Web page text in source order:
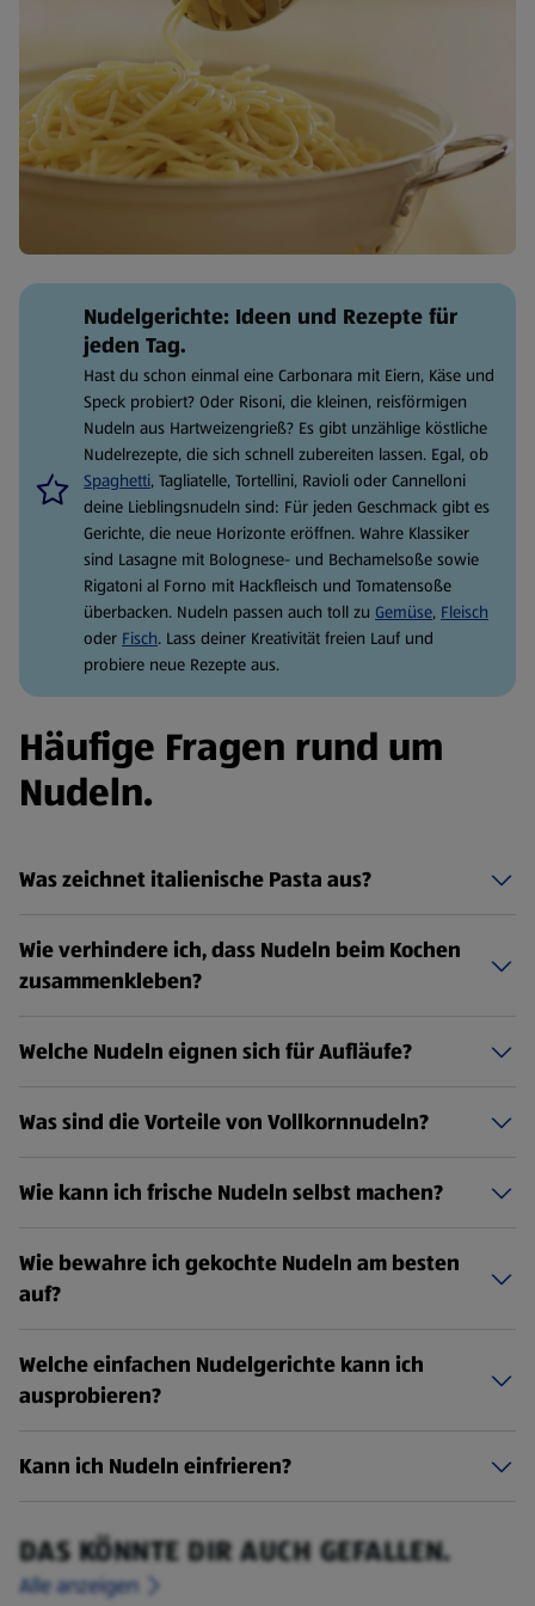
Nudelgerichte: Ideen und Rezepte für
jeden Tag.
Hast du schon einmal eine Carbonara mit Eiern, Käse und
Speck probiert? Oder Risoni, die kleinen, reisförmigen
Nudeln aus Hartweizengrieß? Es gibt unzählige köstliche
Nudelrezepte, die sich schnell zubereiten lassen. Egal, ob
Spaghetti, Tagliatelle, Tortellini, Ravioli oder Cannelloni
deine Lieblingsnudeln sind: Für jeden Geschmack gibt es
Gerichte, die neue Horizonte eröffnen. Wahre Klassiker
sind Lasagne mit Bolognese- und Bechamelsoße sowie
Rigatoni al Forno mit Hackfleisch und Tomatensoße
überbacken. Nudeln passen auch toll zu Gemüse, Fleisch
oder Fisch. Lass deiner Kreativität freien Lauf und
probiere neue Rezepte aus.
Häufige Fragen rund um
Nudeln.
Was zeichnet italienische Pasta aus?
Wie verhindere ich, dass Nudeln beim Kochen
zusammenkleben?
Welche Nudeln eignen sich für Aufläufe?
Was sind die Vorteile von Vollkornnudeln?
Wie kann ich frische Nudeln selbst machen?
Wie bewahre ich gekochte Nudeln am besten
auf?
Welche einfachen Nudelgerichte kann ich
ausprobieren?
Kann ich Nudeln einfrieren?
DAS KÖNNTE DIR AUCH GEFALLEN.
Alle anzeigen